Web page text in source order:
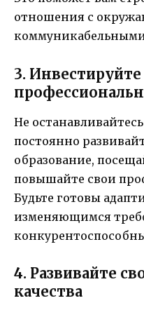
отношения с
3.
Не
постоянно
образование,
повышайте свои
Будьте готовы
изменяющимся
4. Развивайте
качества